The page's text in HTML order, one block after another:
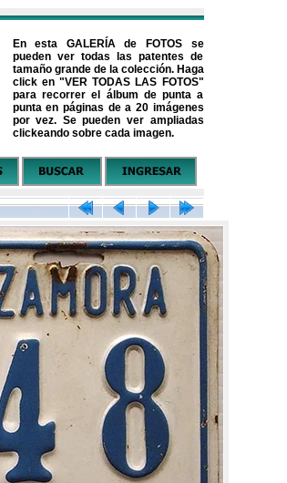
En esta GALERÍA de FOTOS se
pueden ver todas las patentes de
tamaño grande de la colección. Haga
click en "VER TODAS LAS FOTOS"
para recorrer el álbum de punta a
punta en páginas de a 20 imágenes
por vez. Se pueden ver ampliadas
clickeando sobre cada imagen.